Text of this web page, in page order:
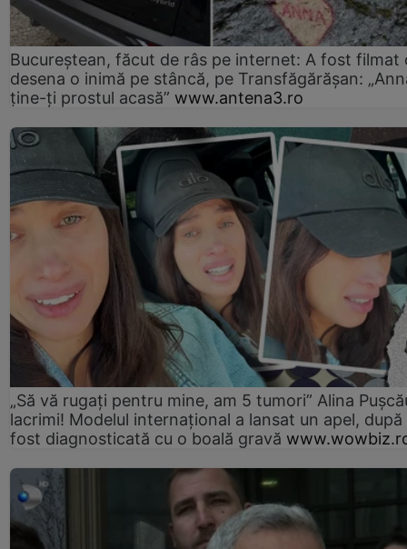
Bucureștean, făcut de râs pe internet: A fost filmat
desena o inimă pe stâncă, pe Transfăgărășan:
ține-ți prostul acasă” www.antena3.ro
„Să vă rugați pentru mine, am 5 tumori” Alina
lacrimi! Modelul internațional a lansat un apel, după
fost diagnosticată cu o boală gravă